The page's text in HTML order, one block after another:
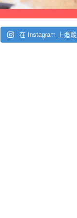
e在 Instagram 上追蹤